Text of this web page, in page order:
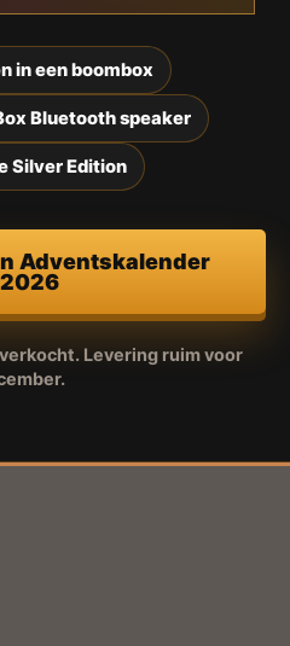
in een boombox
Bluetooth speaker
Silver Edition
Adventskalender
2026
Levering ruim voor